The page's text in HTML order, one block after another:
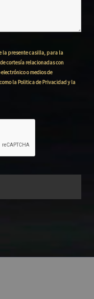
la presente casilla, para la
cortesía relacionadas con
o medios de
la Politica de Privacidad y la